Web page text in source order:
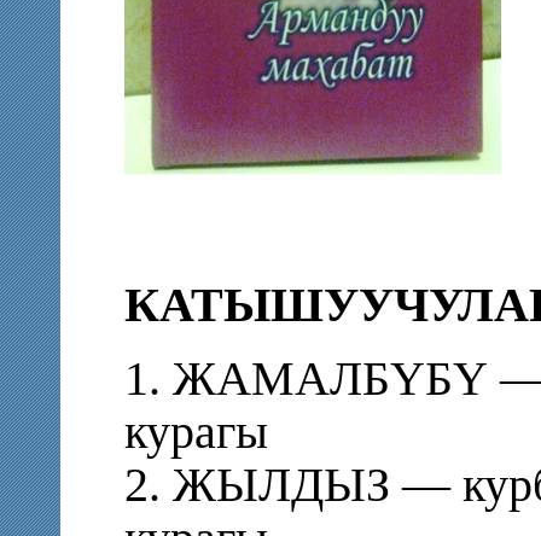
1. ЖАМАЛБҮБҮ —
курагы
2. ЖЫЛДЫЗ —